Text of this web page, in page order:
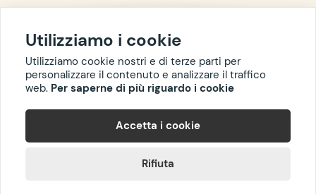
Accessibilità Privacy
BIBLIOTOSCANA: tutti i diritti riservati quanto ai dati
Utilizziamo i cookie
Utilizziamo cookie nostri e di terze parti per
personalizzare il contenuto e analizzare il traffico
web. Per saperne di più riguardo i cookie
Accetta i cookie
Rifiuta